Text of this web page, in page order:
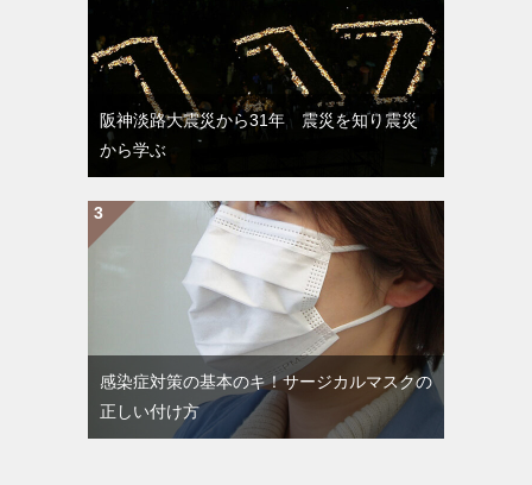
阪神淡路大震災から31年 震災を知り震災
から学ぶ
感染症対策の基本のキ！サージカルマスクの
正しい付け方